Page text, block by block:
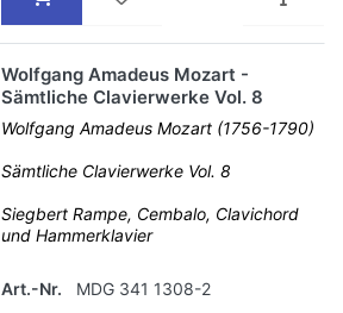
Wolfgang Amadeus Mozart -
Sämtliche Clavierwerke Vol. 8
Wolfgang Amadeus Mozart (1756-1790)
Sämtliche Clavierwerke Vol. 8
Siegbert Rampe, Cembalo, Clavichord
und Hammerklavier
Art.-Nr. MDG 341 1308-2